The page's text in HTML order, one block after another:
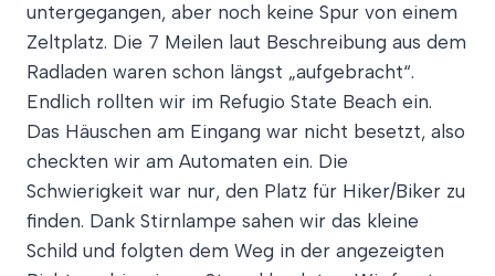
untergegangen, aber noch keine Spur von einem
Zeltplatz. Die 7 Meilen laut Beschreibung aus dem
Radladen waren schon längst „aufgebracht“.
Endlich rollten wir im Refugio State Beach ein.
Das Häuschen am Eingang war nicht besetzt, also
checkten wir am Automaten ein. Die
Schwierigkeit war nur, den Platz für Hiker/Biker zu
finden. Dank Stirnlampe sahen wir das kleine
Schild und folgten dem Weg in der angezeigten